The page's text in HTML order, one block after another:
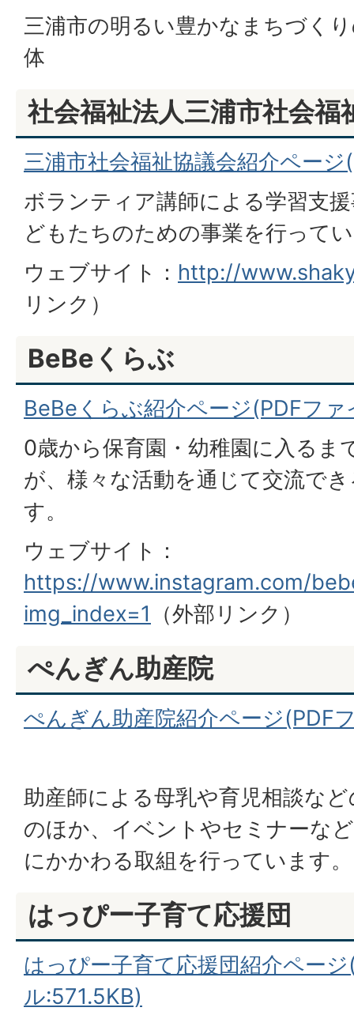
三浦市の明るい豊かなまちづく
体
社会福祉法人三浦市社会福
三浦市社会福祉協議会紹介ペー
ボランティア講師による学習支
どもたちのための事業を行って
ウェブサイト： http://
リンク）
BeBeくらぶ
BeBeくらぶ紹介ページ(PDFフ
0歳から保育園・幼稚園に入るま
が、様々な活動を通じて交流で
す。
ウェブサイト：
https://www.instagram.com/
img_index=1
（外部リンク）
ぺんぎん助産院
ぺんぎん助産院紹介ページ(PDF
助産師による母乳や育児相談な
のほか、イベントやセミナーな
にかかわる取組を行っています。
はっぴー子育て応援団
はっぴー子育て応援団紹介ペー
ル:571.5KB)